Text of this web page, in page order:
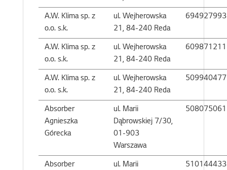
A.W. Klima sp. z
o.o. s.k.
ul. Wejherowska
21, 84-240 Reda
694927993
A.W. Klima sp. z
o.o. s.k.
ul. Wejherowska
21, 84-240 Reda
609871211
A.W. Klima sp. z
o.o. s.k.
ul. Wejherowska
21, 84-240 Reda
509940477
Absorber
Agnieszka
Górecka
ul. Marii
Dąbrowskiej 7/30,
01-903
Warszawa
508075061
Absorber
ul. Marii
510144433